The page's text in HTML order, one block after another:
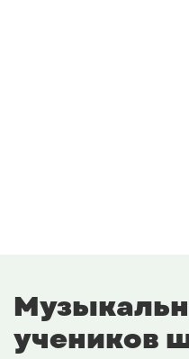
учеников